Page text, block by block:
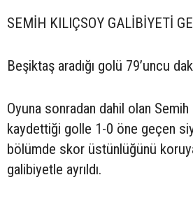
SEMİH KILIÇSOY GALİBİYETİ
Beşiktaş aradığı golü 79’uncu
Oyuna sonradan dahil olan Semih
kaydettiği golle 1-0 öne geçen
bölümde skor üstünlüğünü
galibiyetle ayrıldı.